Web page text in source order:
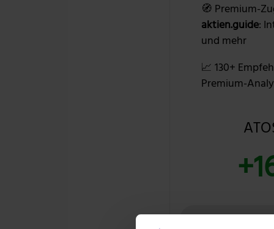
🧭 Premium-
aktien.guide:
und mehr
📈 130+
Premium-
39 %